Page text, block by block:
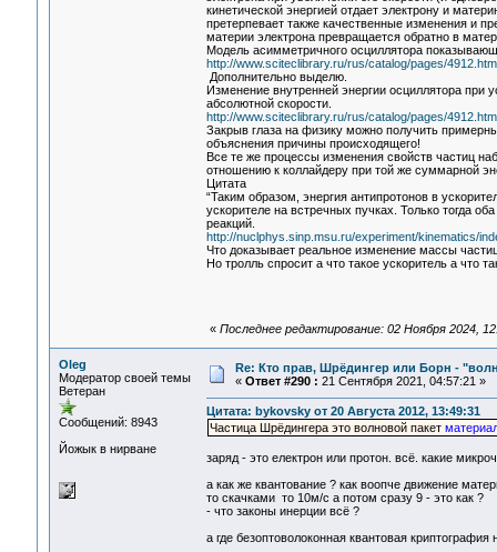
кинетической энергией отдает электрону и
претерпевает также качественные изменения и
материи электрона превращается обратно в
Модель асимметричного осциллятора
http://www.sciteclibrary.ru/rus/catalog/pages/
Дополнительно выделю.
Изменение внутренней энергии осциллятора при
абсолютной скорости.
http://www.sciteclibrary.ru/rus/catalog/pages/
Закрыв глаза на физику можно получить
объяснения причины происходящего!
Все те же процессы изменения свойств частиц
отношению к коллайдеру при той же суммарной
Цитата
“Таким образом, энергия антипротонов в
ускорителе на встречных пучках. Только тогда
реакций.
http://nuclphys.sinp.msu.ru/experiment/kinematics/
Что доказывает реальное изменение массы
Но тролль спросит а что такое ускоритель а что
« Последнее редактирование: 02 Ноября 2024,
Oleg
Модератор своей темы
Ветеран
Сообщений: 8943
Йожык в нирване
Re: Кто прав, Шрёдингер или Борн -
« Ответ #290 : 21 Сентября 2021, 04:57:21 »
Цитата: bykovsky от 20 Августа 2012, 13:49:31
Частица Шрёдингера это волновой пакет
заряд - это електрон или протон. всё. какие
а как же квантование ? как воопче движение
то скачками то 10м/c а потом сразу 9 - это как ?
- что законы инерции всё ?
а где безоптоволоконная квантовая